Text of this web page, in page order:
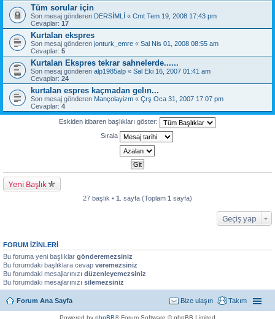
Tüm sorular için
Son mesaj gönderen DERSİMLİ « Cmt Tem 19, 2008 17:43 pm
Cevaplar: 17
Kurtalan ekspres
Son mesaj gönderen jonturk_emre « Sal Nis 01, 2008 08:55 am
Cevaplar: 5
Kurtalan Ekspres tekrar sahnelerde......
Son mesaj gönderen alp1985alp « Sal Eki 16, 2007 01:41 am
Cevaplar: 24
kurtalan espres kaçmadan gelın...
Son mesaj gönderen Mançolayizm « Çrş Oca 31, 2007 17:07 pm
Cevaplar: 4
Eskiden itibaren başlıkları göster:
Sırala
Yeni Başlık
27 başlık • 1 . sayfa (Toplam 1 sayfa)
Geçiş yap
FORUM IZINLERI
Bu foruma yeni başlıklar gönderemezsiniz
Bu forumdaki başlıklara cevap veremezsiniz
Bu forumdaki mesajlarınızı düzenleyemezsiniz
Bu forumdaki mesajlarınızı silemezsiniz
Forum Ana Sayfa Takım
Bize ulaşın
Powered by phpBB® Forum Software © phpBB Limited